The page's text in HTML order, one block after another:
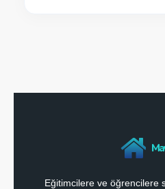
Eğitimcilere ve öğrencilere